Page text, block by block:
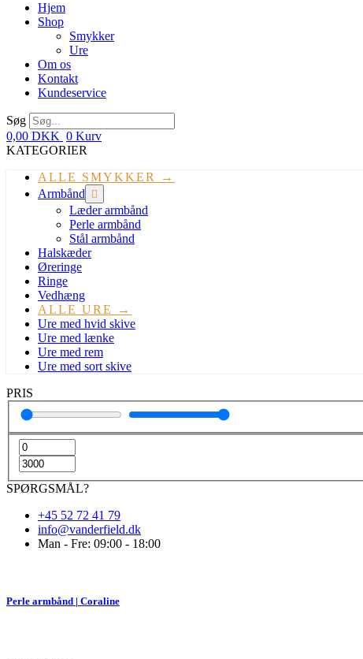
Hjem
Shop
Smykker
Ure
Om os
Kontakt
Kundeservice
Søg
0,00 DKK 0 Kurv
KATEGORIER
ALLE SMYKKER →
Armbånd
Læder armbånd
Perle armbånd
Stål armbånd
Halskæder
Øreringe
Ringe
Vedhæng
ALLE URE →
Ure med hvid skive
Ure med lænke
Ure med rem
Ure med sort skive
PRIS
SPØRGSMÅL?
+45 52 72 41 79
info@vanderfield.dk
Man - Fre: 09:00 - 18:00
Perle armbånd | Coraline